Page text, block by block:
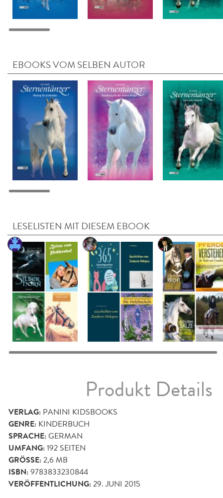
EBOOKS VOM SELBEN AUTOR
LESELISTEN MIT DIESEM EBOOK
Produkt Details
VERLAG: PANINI KIDSBOOKS
GENRE: KINDERBUCH
SPRACHE:GERMAN
UMFANG:192 SEITEN
GRÖSSE: 2,6 MB
ISBN:9783833230844
VERÖFFENTLICHUNG:29. JUNI 2015